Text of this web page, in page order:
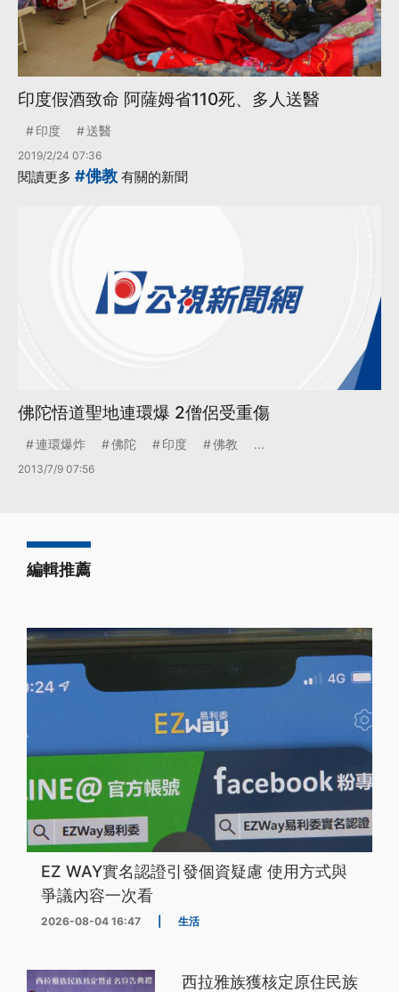
印度假酒致命 阿薩姆省110死、多人送醫
印度 送醫
2019/2/24 07:36
閱讀更多 #佛教 有關的新聞
佛陀悟道聖地連環爆 2僧侶受重傷
連環爆炸 佛陀 印度 佛教 ...
2013/7/9 07:56
編輯推薦
EZ WAY實名認證引發個資疑慮 使用方式與
爭議內容一次看
2026-08-04 16:47 生活
西拉雅族獲核定原住民族